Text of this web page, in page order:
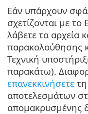
Εάν υπάρχουν
σχετίζονται με
λάβετε τα αρχεία
παρακολούθησης
Τεχνική
παρακάτω).
επανεκκινήσετε
αποτελεσμάτων
απομακρυσμένης